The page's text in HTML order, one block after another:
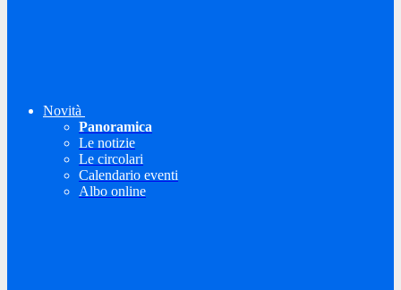
Novità
Panoramica
Le notizie
Le circolari
Calendario eventi
Albo online